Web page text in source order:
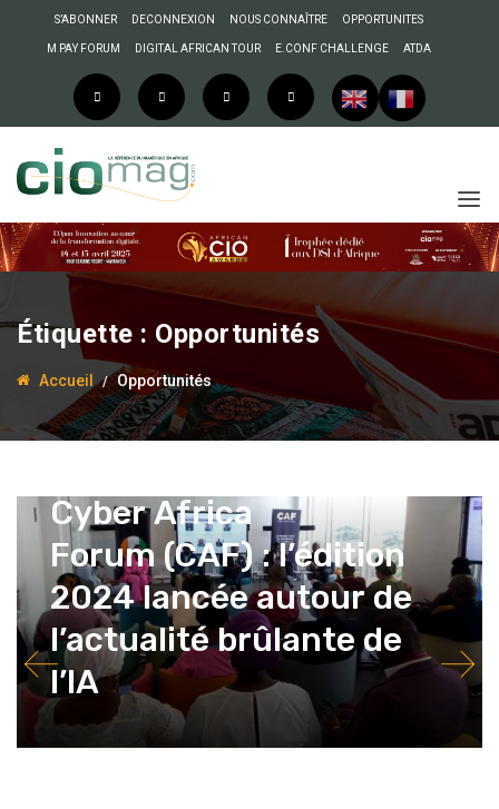
S’ABONNER DECONNEXION NOUS CONNAÎTRE OPPORTUNITES
M PAY FORUM DIGITAL AFRICAN TOUR E.CONF CHALLENGE ATDA
Étiquette : Opportunités
Accueil Opportunités
Cyber Africa
Forum (CAF) : l’édition
2024 lancée autour de
l’actualité brûlante de
l’IA